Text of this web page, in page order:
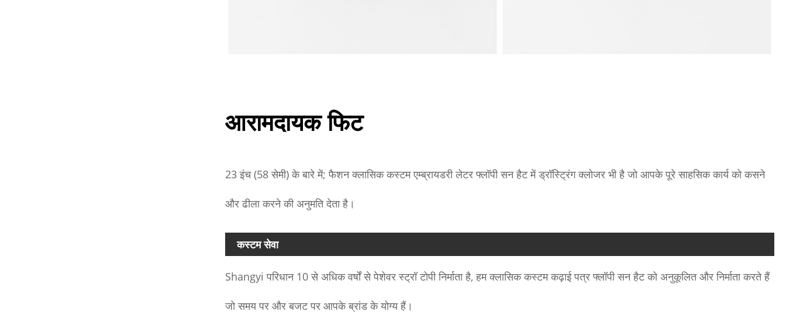
आरामदायक फिट
23 इंच (58 सेमी) के बारे में; फैशन क्लासिक कस्टम एम्ब्रायडरी लेटर फ्लॉपी सन हैट में ड्रॉस्ट्रिंग क्लोजर भी है जो आपके पूरे साहसिक कार्य को कसने
और ढीला करने की अनुमति देता है।
कस्टम सेवा
Shangyi परिधान 10 से अधिक वर्षों से पेशेवर स्ट्रॉ टोपी निर्माता है, हम क्लासिक कस्टम कढ़ाई पत्र फ्लॉपी सन हैट को अनुकूलित और निर्माता करते हैं
जो समय पर और बजट पर आपके ब्रांड के योग्य हैं।